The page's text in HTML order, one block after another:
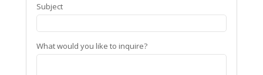
Subject
What would you like to inquire?